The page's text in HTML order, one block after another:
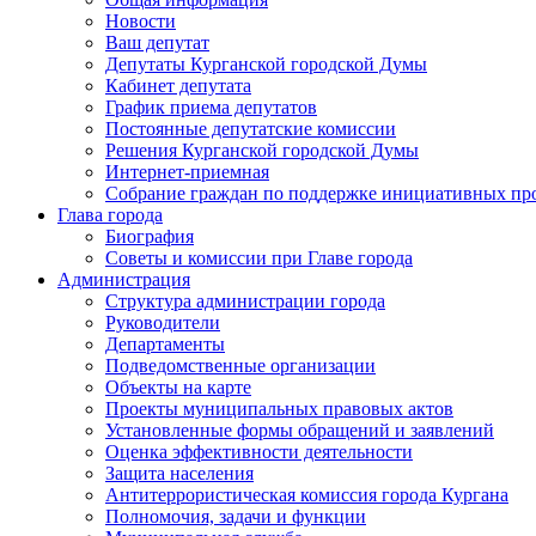
Новости
Ваш депутат
Депутаты Курганской городской Думы
Кабинет депутата
График приема депутатов
Постоянные депутатские комиссии
Решения Курганской городской Думы
Интернет-приемная
Собрание граждан по поддержке инициативных
Глава города
Биография
Советы и комиссии при Главе города
Администрация
Структура администрации города
Руководители
Департаменты
Подведомственные организации
Объекты на карте
Проекты муниципальных правовых актов
Установленные формы обращений и заявлений
Оценка эффективности деятельности
Защита населения
Антитеррористическая комиссия города Кургана
Полномочия, задачи и функции